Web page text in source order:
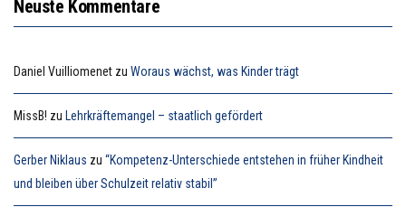
Neuste Kommentare
Daniel Vuilliomenet zu Woraus wächst, was Kinder trägt
MissB! zu Lehrkräftemangel – staatlich gefördert
Gerber Niklaus zu “Kompetenz-Unterschiede entstehen in früher Kindheit
und bleiben über Schulzeit relativ stabil”